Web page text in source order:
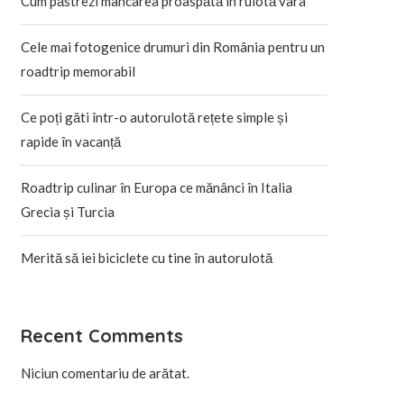
Cele mai fotogenice drumuri din România pentru un
roadtrip memorabil
Ce poți găti într-o autorulotă rețete simple și
rapide în vacanță
Roadtrip culinar în Europa ce mănânci în Italia
Grecia și Turcia
Merită să iei biciclete cu tine în autorulotă
Recent Comments
Niciun comentariu de arătat.